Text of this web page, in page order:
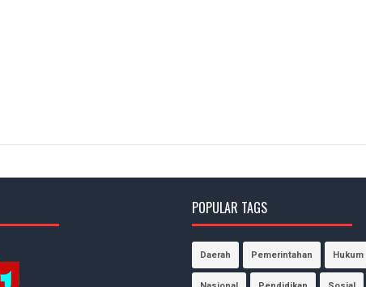
POPULAR TAGS
Daerah Pemerintahan Hukum